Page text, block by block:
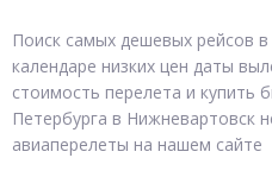
Поиск самых дешевых рейсов
календаре низких цен даты
стоимость перелета и купить
Петербурга в Нижневартовск
авиаперелеты на нашем сайте